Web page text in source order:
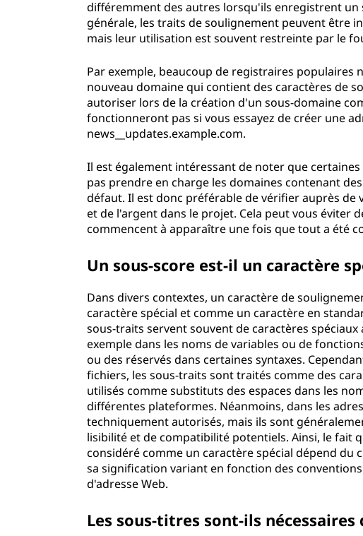
différemment des autres lorsqu'ils enregistrent
générale, les traits de soulignement peuvent être
mais leur utilisation est souvent restreinte par le
Par exemple, beaucoup de registraires
nouveau domaine qui contient des caractères de
autoriser lors de la création d'un sous-domaine
fonctionneront pas si vous essayez de créer une
news__updates.example.com.
Il est également intéressant de noter que
pas prendre en charge les domaines contenant
défaut. Il est donc préférable de vérifier auprès
et de l'argent dans le projet. Cela peut vous éviter
commencent à apparaître une fois que tout a été
Un sous-score est-il un caractère
Dans divers contextes, un caractère de
caractère spécial et comme un caractère en
sous-traits servent souvent de caractères
exemple dans les noms de variables ou de
ou des réservés dans certaines syntaxes.
fichiers, les sous-traits sont traités comme des
utilisés comme substituts des espaces dans les
différentes plateformes. Néanmoins, dans les
techniquement autorisés, mais ils sont
lisibilité et de compatibilité potentiels. Ainsi, le fait
considéré comme un caractère spécial dépend du
sa signification variant en fonction des
d'adresse Web.
Les sous-titres sont-ils